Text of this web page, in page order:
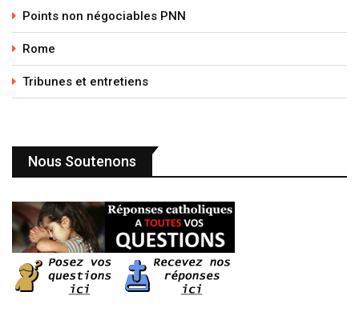
Points non négociables PNN
Rome
Tribunes et entretiens
Nous Soutenons